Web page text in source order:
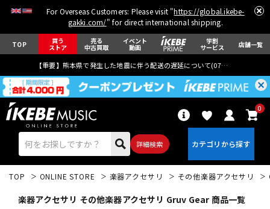
For Overseas Customers: Please visit "https://global.ikebe-
gakki.com/" for direct international shipping.
TOP 買う
ストア
売る
中古買取
イベント
動画
学割
サービス 店舗一覧
【重要】熊本県で発生した地震に伴う配送の遅延について(07月29日
詳細検索
0
TOP ONLINE STORE 楽器アクセサリ その他楽器アクセサリ
楽器アクセサリ その他楽器アクセサリ Gruv Gear 商品一覧